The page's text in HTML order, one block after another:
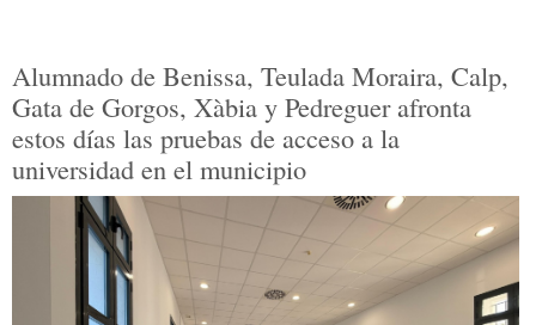
Alumnado de Benissa, Teulada Moraira, Calp,
Gata de Gorgos, Xàbia y Pedreguer afronta
estos días las pruebas de acceso a la
universidad en el municipio